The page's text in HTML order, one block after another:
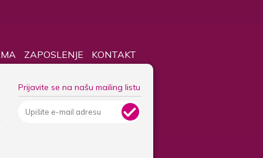
ZAPOSLENJE KONTAKT
Prijavite se na našu mailing listu